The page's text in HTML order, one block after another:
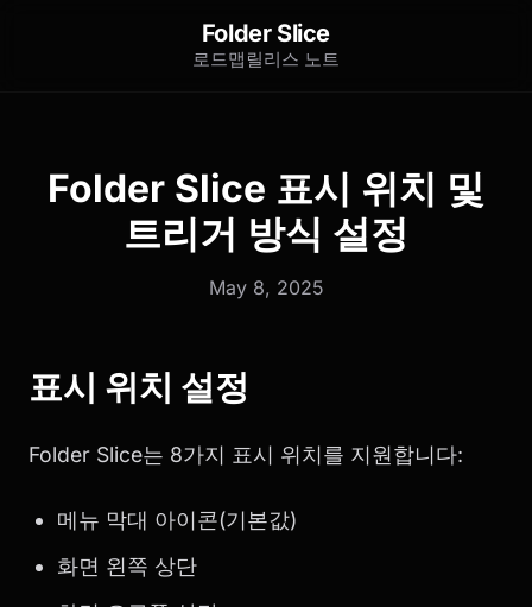
Folder Slice
로드맵 릴리스 노트
Folder Slice 표시 위치 및
트리거 방식 설정
May 8, 2025
표시 위치 설정
Folder Slice는 8가지 표시 위치를 지원합니다:
메뉴 막대 아이콘(기본값)
화면 왼쪽 상단